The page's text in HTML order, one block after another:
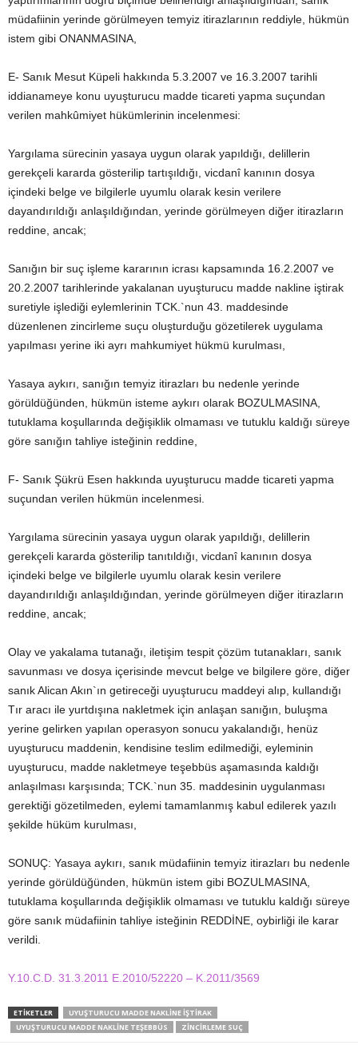
müdafiinin yerinde görülmeyen temyiz itirazlarının reddiyle, hükmün
istem gibi ONANMASINA,
E- Sanık Mesut Küpeli hakkında 5.3.2007 ve 16.3.2007 tarihli
iddianameye konu uyuşturucu madde ticareti yapma suçundan
verilen mahkûmiyet hükümlerinin incelenmesi:
Yargılama sürecinin yasaya uygun olarak yapıldığı, delillerin
gerekçeli kararda gösterilip tartışıldığı, vicdanî kanının dosya
içindeki belge ve bilgilerle uyumlu olarak kesin verilere
dayandırıldığı anlaşıldığından, yerinde görülmeyen diğer itirazların
reddine, ancak;
Sanığın bir suç işleme kararının icrası kapsamında 16.2.2007 ve
20.2.2007 tarihlerinde yakalanan uyuşturucu madde nakline iştirak
suretiyle işlediği eylemlerinin TCK.`nun 43. maddesinde
düzenlenen zincirleme suçu oluşturduğu gözetilerek uygulama
yapılması yerine iki ayrı mahkumiyet hükmü kurulması,
Yasaya aykırı, sanığın temyiz itirazları bu nedenle yerinde
görüldüğünden, hükmün isteme aykırı olarak BOZULMASINA,
tutuklama koşullarında değişiklik olmaması ve tutuklu kaldığı süreye
göre sanığın tahliye isteğinin reddine,
F- Sanık Şükrü Esen hakkında uyuşturucu madde ticareti yapma
suçundan verilen hükmün incelenmesi.
Yargılama sürecinin yasaya uygun olarak yapıldığı, delillerin
gerekçeli kararda gösterilip tanıtıldığı, vicdanî kanının dosya
içindeki belge ve bilgilerle uyumlu olarak kesin verilere
dayandırıldığı anlaşıldığından, yerinde görülmeyen diğer itirazların
reddine, ancak;
Olay ve yakalama tutanağı, iletişim tespit çözüm tutanakları, sanık
savunması ve dosya içerisinde mevcut belge ve bilgilere göre, diğer
sanık Alican Akın`ın getireceği uyuşturucu maddeyi alıp, kullandığı
Tır aracı ile yurtdışına nakletmek için anlaşan sanığın, buluşma
yerine gelirken yapılan operasyon sonucu yakalandığı, henüz
uyuşturucu maddenin, kendisine teslim edilmediği, eyleminin
uyuşturucu, madde nakletmeye teşebbüs aşamasında kaldığı
anlaşılması karşısında; TCK.`nun 35. maddesinin uygulanması
gerektiği gözetilmeden, eylemi tamamlanmış kabul edilerek yazılı
şekilde hüküm kurulması,
SONUÇ: Yasaya aykırı, sanık müdafiinin temyiz itirazları bu nedenle
yerinde görüldüğünden, hükmün istem gibi BOZULMASINA,
tutuklama koşullarında değişiklik olmaması ve tutuklu kaldığı süreye
göre sanık müdafiinin tahliye isteğinin REDDİNE, oybirliği ile karar
verildi.
Y.10.C.D. 31.3.2011 E.2010/52220 – K.2011/3569
ETIKETLER
UYUŞTURUCU MADDE NAKLINE İŞTIRAK
UYUŞTURUCU MADDE NAKLINE TEŞEBBÜS
ZINCIRLEME SUÇ